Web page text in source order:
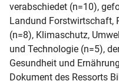
verabschiedet (n=10),
Landund Forstwirtschaft,
(n=8), Klimaschutz,
und Technologie (n=5),
Gesundheit und
Dokument des Ressorts